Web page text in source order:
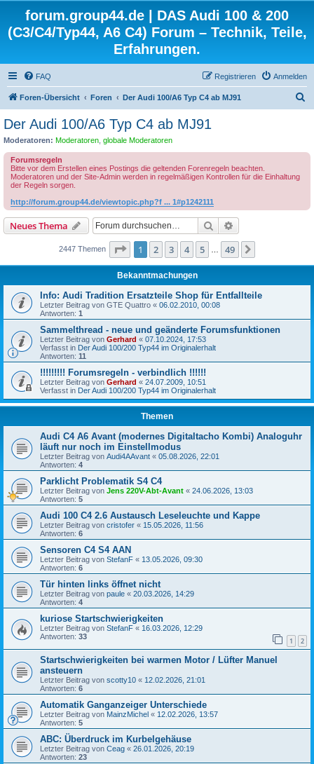
forum.group44.de | DAS Audi 100 & 200
(C3/C4/Typ44, A6 C4) Forum – Technik, Teile,
Erfahrungen.
FAQ Anmelden
Registrieren
Foren-Übersicht Foren Der Audi 100/A6 Typ C4 ab MJ91
Der Audi 100/A6 Typ C4 ab MJ91
Moderatoren: Moderatoren globale Moderatoren
Forumsregeln
Bitte vor dem Erstellen eines Postings die geltenden Forenregeln beachten.
Moderatoren und der Site-Admin werden in regelmäßigen Kontrollen für die Einhaltung
der Regeln sorgen.
http://forum.group44.de/viewtopic.php?f ... 1#p1242111
Neues Thema Suche
2447 Themen Seite 1von 49
1 2 3 4 5 49
Bekanntmachungen
Info: Audi Tradition Ersatzteile Shop für Entfallteile
Letzter Beitrag von GTE Quattro « 06.02.2010, 00:08
Antworten: 1
Sammelthread - neue und geänderte Forumsfunktionen
Letzter Beitrag von Gerhard « 07.10.2024, 17:53
Verfasst in Der Audi 100/200 Typ44 im Originalerhalt
Antworten: 11
!!!!!!!!! Forumsregeln - verbindlich !!!!!!
Letzter Beitrag von Gerhard « 24.07.2009, 10:51
Verfasst in Der Audi 100/200 Typ44 im Originalerhalt
Themen
Audi C4 A6 Avant (modernes Digitaltacho Kombi) Analoguhr
läuft nur noch im Einstellmodus
Letzter Beitrag von Audi4AAvant « 05.08.2026, 22:01
Antworten: 4
Parklicht Problematik S4 C4
Letzter Beitrag von Jens 220V-Abt-Avant « 24.06.2026, 13:03
Antworten: 5
Audi 100 C4 2.6 Austausch Leseleuchte und Kappe
Letzter Beitrag von cristofer « 15.05.2026, 11:56
Antworten: 6
Sensoren C4 S4 AAN
Letzter Beitrag von StefanF « 13.05.2026, 09:30
Antworten: 6
Tür hinten links öffnet nicht
Letzter Beitrag von paule « 20.03.2026, 14:29
Antworten: 4
kuriose Startschwierigkeiten
Letzter Beitrag von StefanF « 16.03.2026, 12:29
Antworten: 33 1 2
Startschwierigkeiten bei warmen Motor / Lüfter Manuel
ansteuern
Letzter Beitrag von scotty10 « 12.02.2026, 21:01
Antworten: 6
Automatik Ganganzeiger Unterschiede
Letzter Beitrag von MainzMichel « 12.02.2026, 13:57
Antworten: 5
ABC: Überdruck im Kurbelgehäuse
Letzter Beitrag von Ceag « 26.01.2026, 20:19
Antworten: 23